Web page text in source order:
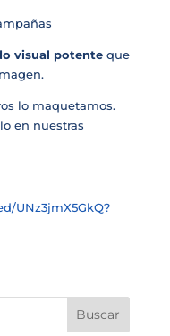
visual potenteque
lo maquetamos.
en nuestras
UNz3jmX5GkQ?
Buscar